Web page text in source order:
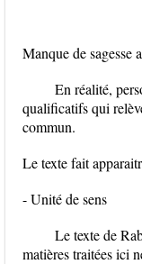
Manque de sagesse
En réalité,
qualificatifs qui
commun.
Le texte fait
- Unité de sens
Le texte de
matières traitées ici